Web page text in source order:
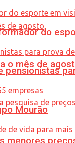
o mês de
do
pensionistas
Mourão